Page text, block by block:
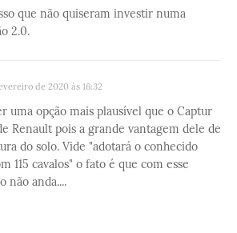
que não quiseram investir numa
2.0.
de 2020 às 16:32
uma opção mais plausível que o Captur
Renault pois a grande vantagem dele de
do solo. Vide "adotará o conhecido
115 cavalos" o fato é que com esse
não anda....